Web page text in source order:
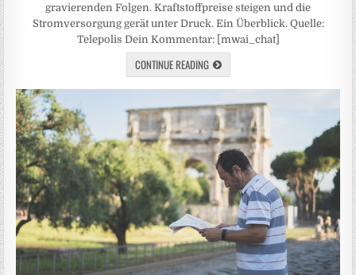
gravierenden Folgen. Kraftstoffpreise steigen und die
Stromversorgung gerät unter Druck. Ein Überblick. Quelle:
Telepolis Dein Kommentar: [mwai_chat]
CONTINUE READING